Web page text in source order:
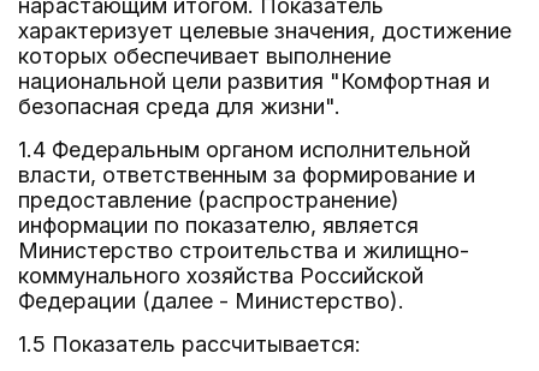
нарастающим итогом. Показатель
характеризует целевые значения, достижение
которых обеспечивает выполнение
национальной цели развития "Комфортная и
безопасная среда для жизни".
1.4 Федеральным органом исполнительной
власти, ответственным за формирование и
предоставление (распространение)
информации по показателю, является
Министерство строительства и жилищно-
коммунального хозяйства Российской
Федерации (далее - Министерство).
1.5 Показатель рассчитывается: